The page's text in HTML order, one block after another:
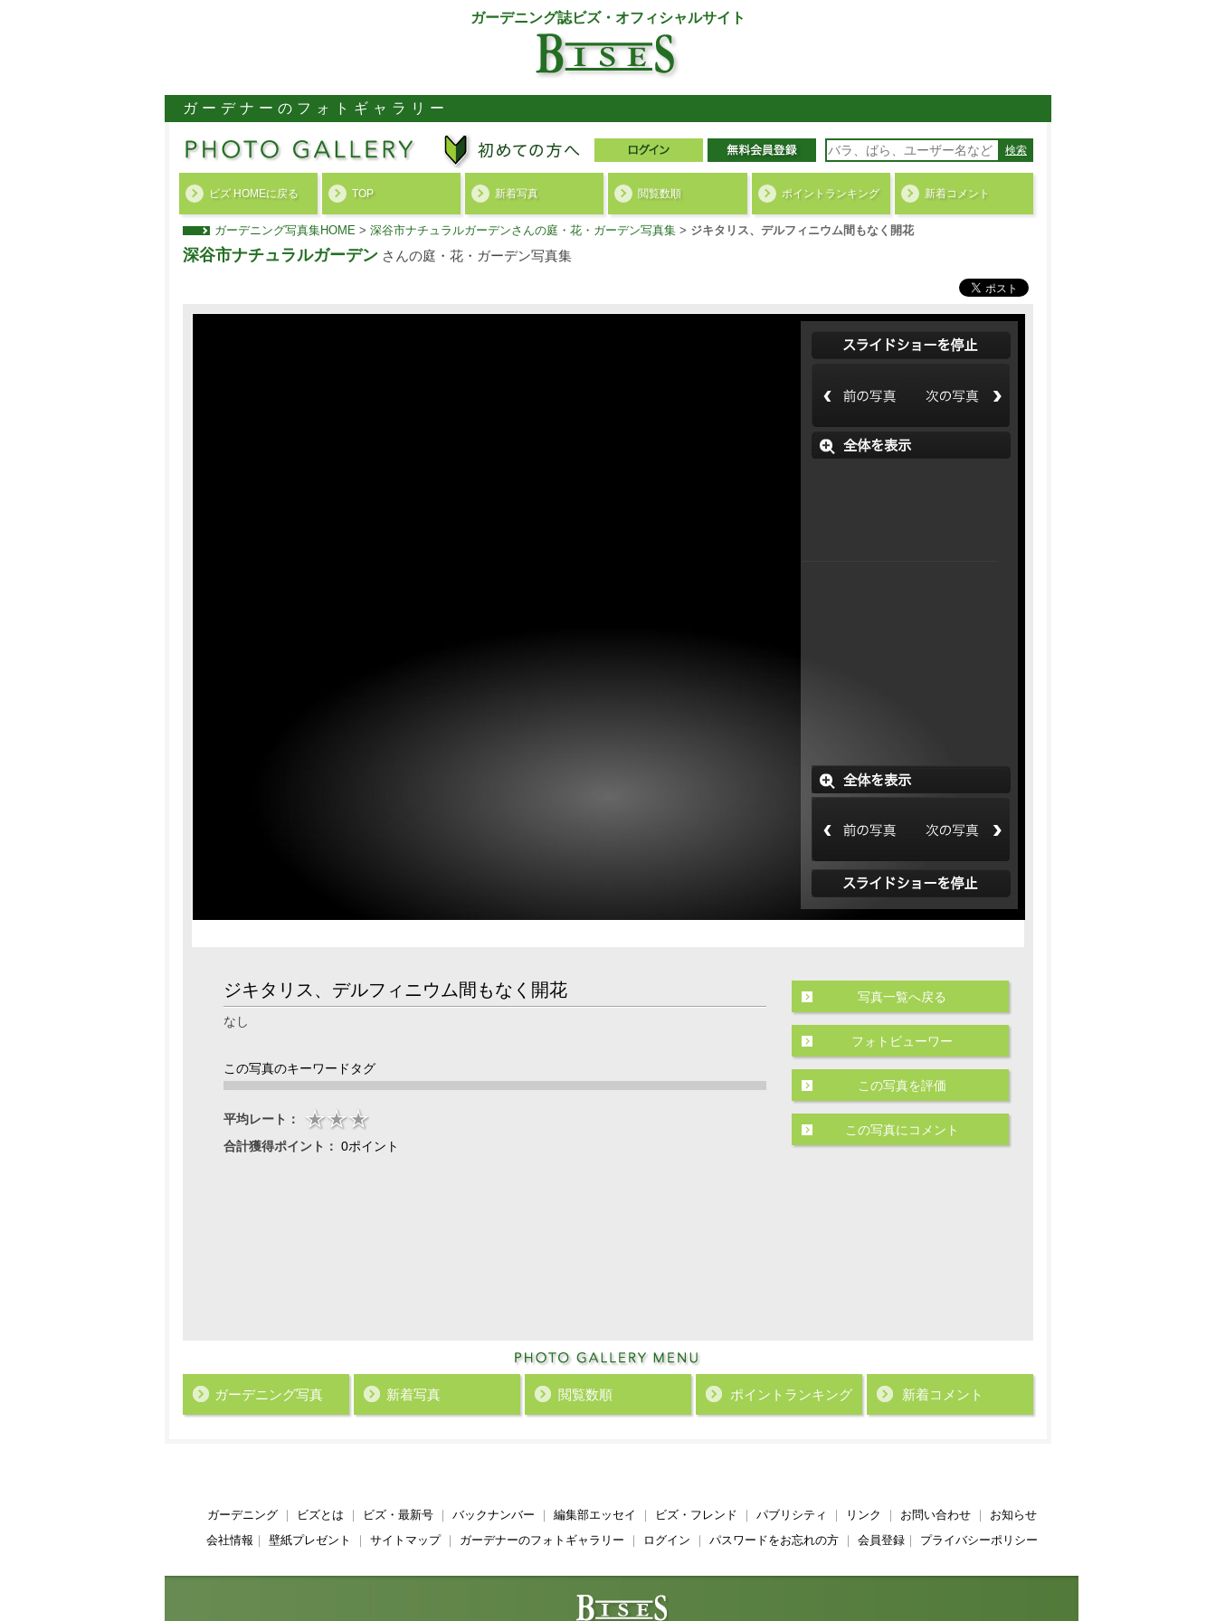
ガーデニング誌ビズ・オフィシャルサイト
ガーデナーのフォトギャラリー
検索
ビズ HOMEに戻る TOP 新着写真 閲覧数順 ポイント ランキング 新着コメント
ガーデニング写真集HOME > 深谷市ナチュラルガーデンさんの庭・花・ガーデン写真集 > ジキタリス、デルフィニウム間もなく開花
深谷市ナチュラルガーデン さんの庭・花・ガーデン写真集
ジキタリス、デルフィニウム間もなく開花
なし
この写真のキーワードタグ
平均レート：
合計獲得ポイント： 0ポイント
写真一覧へ戻る
フォトビューワー
この写真を評価
この写真にコメント
ガーデニング写真 新着写真 閲覧数順 ポイント ランキング 新着コメント
ガーデニング｜ ビズとは ビズ・最新号｜ バックナンバー 編集部エッセイ ビズ・フレンド パブリシティ リンク お問い合わせ｜ お知らせ
会社情報
壁紙プレゼント サイトマップ｜ ガーデナーのフォトギャラリー ログイン パスワードをお忘れの方｜ 会員登録｜ プライバシーポリシー